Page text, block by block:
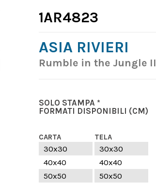
1AR4823
ASIA RIVIERI
Rumble in the Jungle II
SOLO STAMPA *
FORMATI DISPONIBILI (CM)
CARTA TELA
30x30
30x30
40x40
40x40
50x50
50x50